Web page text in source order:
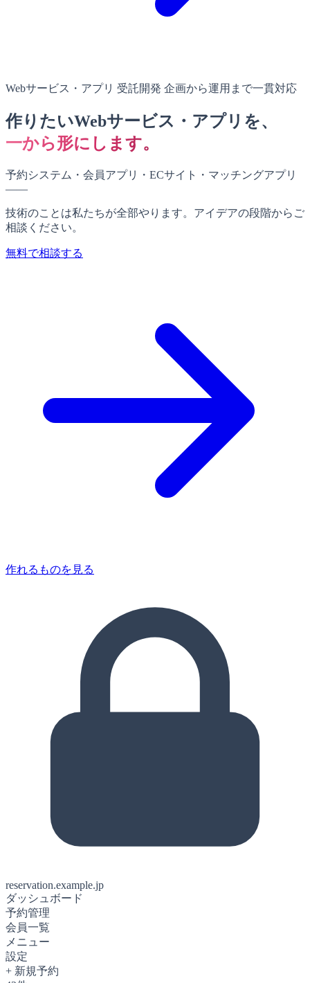
Webサービス・アプリ 受託開発 企画から運用まで一貫対応
作りたいWebサービス・アプリを、
一から形にします。
予約システム・会員アプリ・ECサイト・マッチングアプリ
——
技術のことは私たちが全部やります。 アイデアの段階からご
相談ください。
無料で相談する
作れるものを見る
reservation.example.jp
ダッシュボード
予約管理
会員一覧
メニュー
設定
+ 新規予約